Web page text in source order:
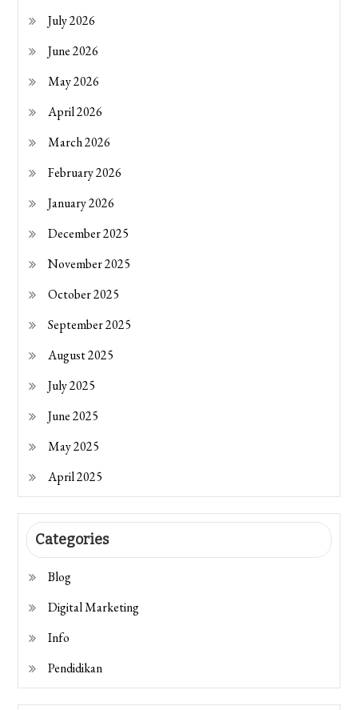
July 2026
June 2026
May 2026
April 2026
March 2026
February 2026
January 2026
December 2025
November 2025
October 2025
September 2025
August 2025
July 2025
June 2025
May 2025
April 2025
Categories
Blog
Digital Marketing
Info
Pendidikan